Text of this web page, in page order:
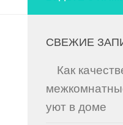
СВЕЖИЕ
Как
уют в доме